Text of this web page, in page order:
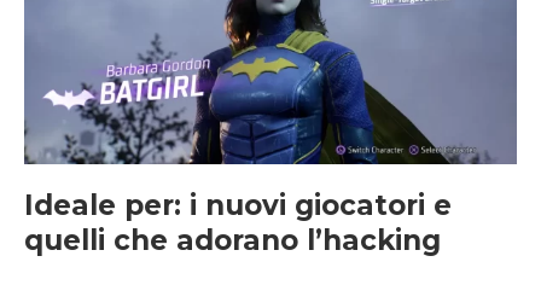
Ideale per: i nuovi giocatori e
quelli che adorano l’hacking